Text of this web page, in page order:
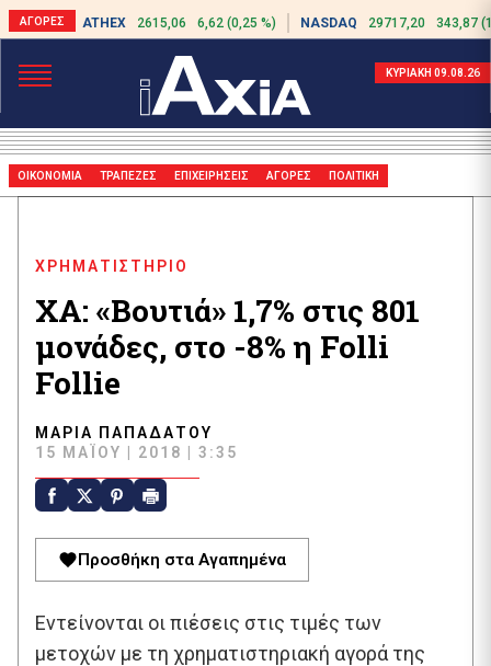
ATHEX 2615,06 6,62 (0,25 %) NASDAQ 29717,20 343,87
ΚΥΡΙΑΚΗ 09.08.26
ΟΙΚΟΝΟΜΙΑ ΤΡΑΠΕΖΕΣ ΕΠΙΧΕΙΡΗΣΕΙΣ ΑΓΟΡΕΣ ΠΟΛΙΤΙΚΗ
ΧΡΗΜΑΤΙΣΤΗΡΙΟ
ΧΑ: «Βουτιά» 1,7% στις 801
μονάδες, στο -8% η Folli
Follie
ΜΑΡΊΑ ΠΑΠΑΔΆΤΟΥ
15 ΜΑΪ́ΟΥ | 2018 | 3:35
Προσθήκη στα Αγαπημένα
Εντείνονται οι πιέσεις στις τιμές των
μετοχών με τη χρηματιστηριακή αγορά της